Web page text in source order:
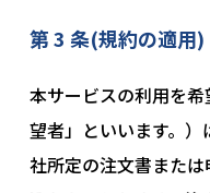
第 3 条(規約の適用)
本サービスの利⽤を
望者」といいます。
社所定の注文書また